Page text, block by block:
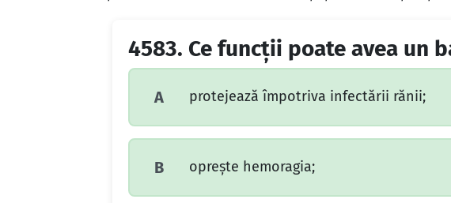
4583. Ce funcții poate avea un
A protejează împotriva infectării rănii;
B oprește hemoragia;